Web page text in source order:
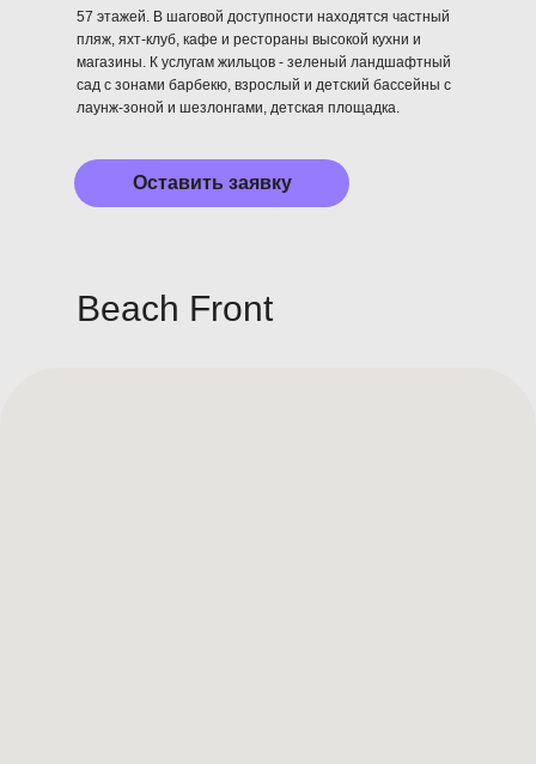
57 этажей. В шаговой доступности находятся частный
пляж, яхт-клуб, кафе и рестораны высокой кухни и
магазины. К услугам жильцов - зеленый ландшафтный
сад с зонами барбекю, взрослый и детский бассейны с
лаунж-зоной и шезлонгами, детская площадка.
Оставить заявку
Beach Front